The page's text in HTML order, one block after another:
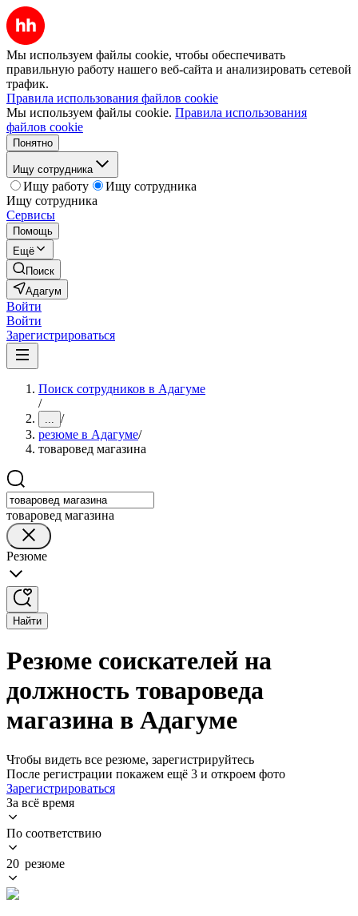
Мы используем файлы cookie, чтобы обеспечивать
правильную работу нашего веб-сайта и анализировать сетевой
трафик.
Правила использования файлов cookie
Мы используем файлы cookie. Правила использования
файлов cookie
Понятно
Ищу сотрудника
Ищу работу
Ищу сотрудника
Ищу сотрудника
Сервисы
Помощь
Ещё
Поиск
Адагум
Войти
Войти
Зарегистрироваться
Поиск сотрудников в Адагуме
/
... /
резюме в Адагуме/
товаровед магазина
товаровед магазина
Резюме
Найти
Резюме соискателей на
должность товароведа
магазина в Адагуме
Чтобы видеть все резюме, зарегистрируйтесь
После регистрации покажем ещё 3 и откроем фото
Зарегистрироваться
За всё время
По соответствию
20 резюме